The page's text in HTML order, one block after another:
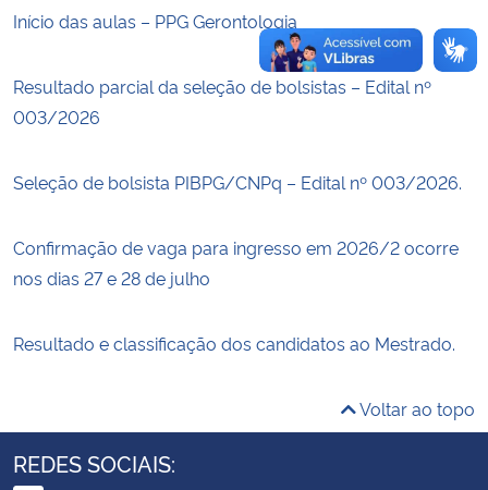
Planalto
Início das aulas – PPG Gerontologia
Resultado parcial da seleção de bolsistas – Edital nº
003/2026
Seleção de bolsista PIBPG/CNPq – Edital nº 003/2026.
Confirmação de vaga para ingresso em 2026/2 ocorre
nos dias 27 e 28 de julho
Resultado e classificação dos candidatos ao Mestrado.
Voltar ao topo
REDES SOCIAIS: